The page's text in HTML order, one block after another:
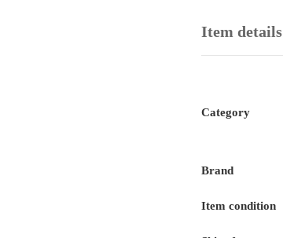
Item details
Category
Brand
Item condition